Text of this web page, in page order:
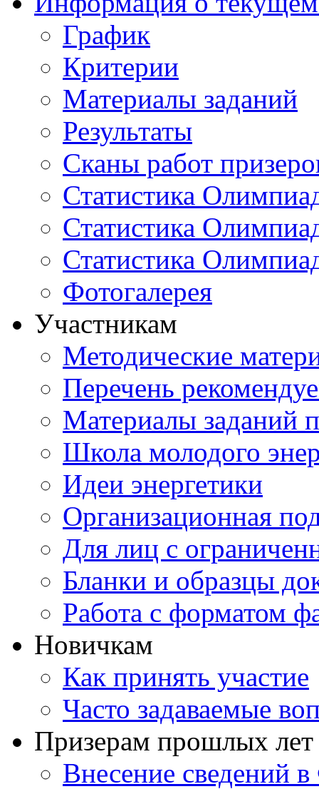
График
Критерии
Материалы заданий
Результаты
Сканы работ
Статистика
Статистика
Статистика
Фотогалерея
Участникам
Методические
Перечень
Материалы заданий
Школа молодого
Идеи энергетики
Организационная
Для лиц с
Бланки и образцы
Работа с форматом
Новичкам
Как принять участие
Часто задаваемые
Призерам прошлых лет
Внесение